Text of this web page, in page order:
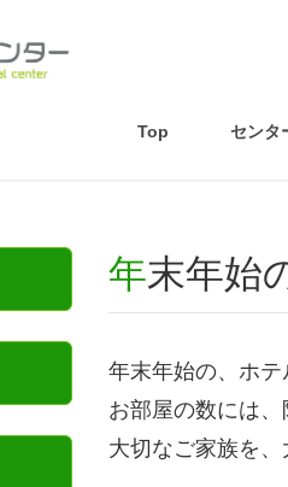
Top センタ
年末年
年末年始の、ホテ
お部屋の数には、
大切なご家族を、